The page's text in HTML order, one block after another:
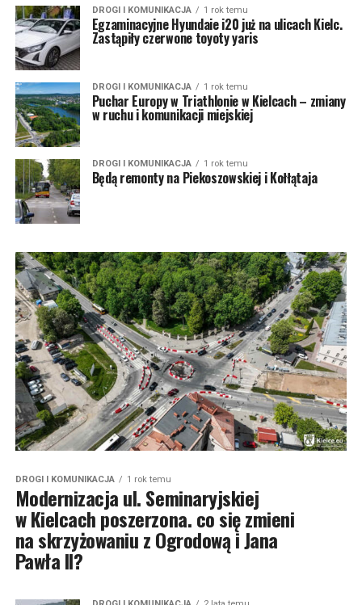
DROGI I KOMUNIKACJA 1 rok temu
Egzaminacyjne Hyundaie i20 już na ulicach Kielc.
Zastąpiły czerwone toyoty yaris
DROGI I KOMUNIKACJA 1 rok temu
Puchar Europy w Triathlonie w Kielcach – zmiany
w ruchu i komunikacji miejskiej
DROGI I KOMUNIKACJA 1 rok temu
Będą remonty na Piekoszowskiej i Kołłątaja
DROGI I KOMUNIKACJA 1 rok temu
Modernizacja ul. Seminaryjskiej
w Kielcach poszerzona. co się zmieni
na skrzyżowaniu z Ogrodową i Jana
Pawła II?